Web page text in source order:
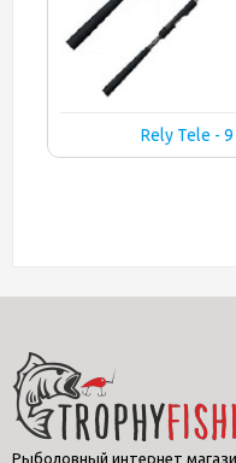
Rely Tele - 9
Рыболовный интернет